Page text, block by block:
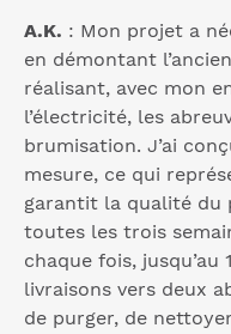
A.K. : Mon projet a
en démontant
réalisant, avec mon
l’électricité, les
brumisation. J’ai
mesure, ce qui
garantit la qualité du
toutes les trois
chaque fois,
livraisons vers deux
de purger, de